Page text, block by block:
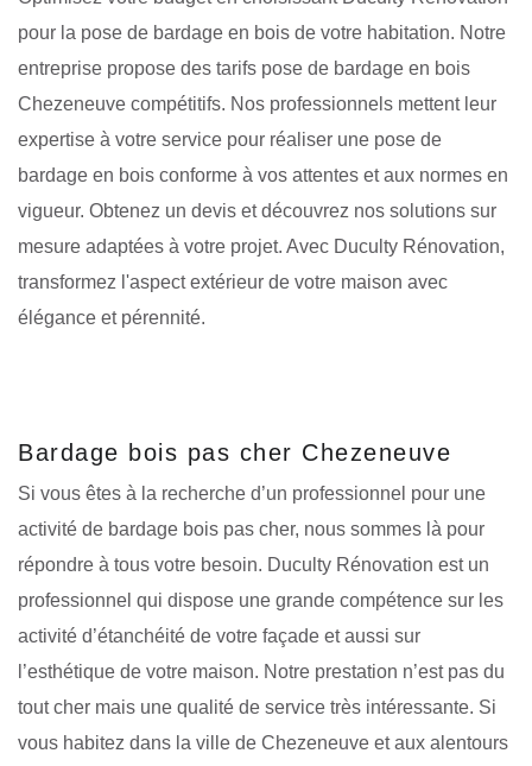
pour la pose de bardage en bois de votre habitation. Notre
entreprise propose des tarifs pose de bardage en bois
Chezeneuve compétitifs. Nos professionnels mettent leur
expertise à votre service pour réaliser une pose de
bardage en bois conforme à vos attentes et aux normes en
vigueur. Obtenez un devis et découvrez nos solutions sur
mesure adaptées à votre projet. Avec Duculty Rénovation,
transformez l'aspect extérieur de votre maison avec
élégance et pérennité.
Bardage bois pas cher Chezeneuve
Si vous êtes à la recherche d’un professionnel pour une
activité de bardage bois pas cher, nous sommes là pour
répondre à tous votre besoin. Duculty Rénovation est un
professionnel qui dispose une grande compétence sur les
activité d’étanchéité de votre façade et aussi sur
l’esthétique de votre maison. Notre prestation n’est pas du
tout cher mais une qualité de service très intéressante. Si
vous habitez dans la ville de Chezeneuve et aux alentours